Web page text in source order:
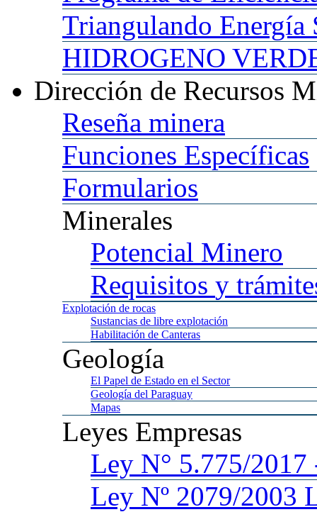
Triangulando Energía
HIDROGENO
Dirección de Recursos
Reseña minera
Funciones Específicas
Formularios
Minerales
Potencial Minero
Requisitos y
Explotación de rocas
Sustancias de libre explotación
Habilitación de Canteras
Geología
El Papel de Estado en el Sector
Geología del Paraguay
Mapas
Leyes Empresas
Ley N° 5.775/
Ley Nº 2079/2003